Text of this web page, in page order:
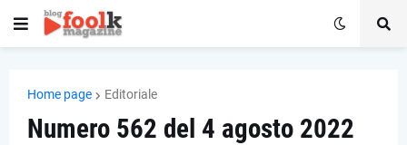
Home page Editoriale
Numero 562 del 4 agosto 2022